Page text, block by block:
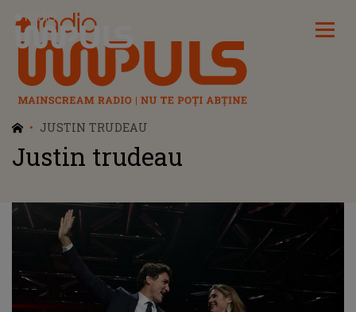
Radio Impuls
JUSTIN TRUDEAU
Justin trudeau